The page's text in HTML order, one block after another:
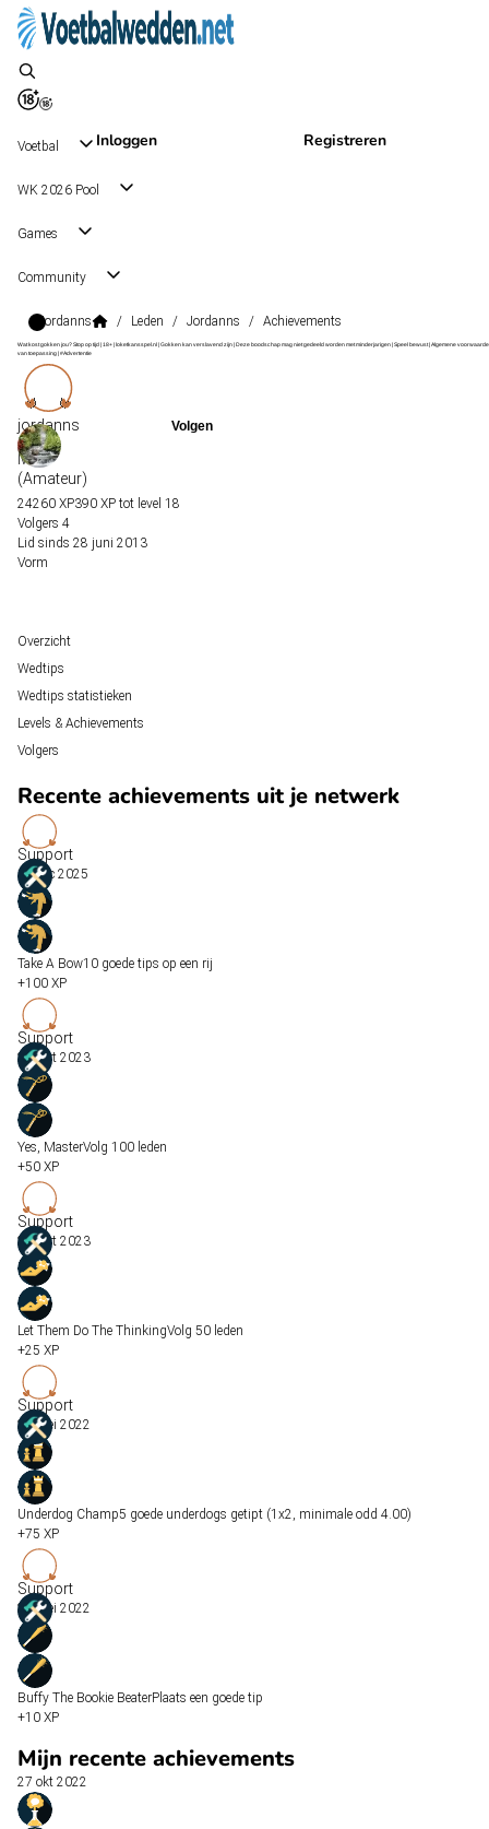
Inloggen Registreren
Voetbal
WK 2026 Pool
Games
Community
Jordanns / Leden / Jordanns / Achievements
Wat kost gokken jou? Stop op tijd | 18+ | loketkansspel.nl | Gokken kan verslavend zijn | Deze boodschap mag niet gedeeld worden met minderjarigen | Speel bewust | Algemene
van toepassing | #Advertentie
jordanns
lvl17
(Amateur)
24260 XP390 XP tot level 18
Volgers 4
Lid sinds 28 juni 2013
Vorm
Overzicht
Wedtips
Wedtips statistieken
Levels & Achievements
Volgers
Recente achievements uit je netwerk
Support
17 dec 2025
Take A Bow10 goede tips op een rij
+100 XP
Support
25 mrt 2023
Yes, MasterVolg 100 leden
+50 XP
Support
25 mrt 2023
Let Them Do The ThinkingVolg 50 leden
+25 XP
Support
25 mei 2022
Underdog Champ5 goede underdogs getipt (1x2, minimale odd 4.00)
+75 XP
Support
25 mei 2022
Buffy The Bookie BeaterPlaats een goede tip
+10 XP
Mijn recente achievements
27 okt 2022